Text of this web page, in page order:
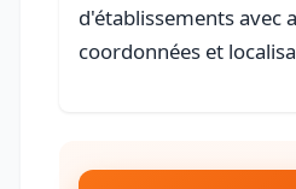
d'établissements avec
coordonnées et